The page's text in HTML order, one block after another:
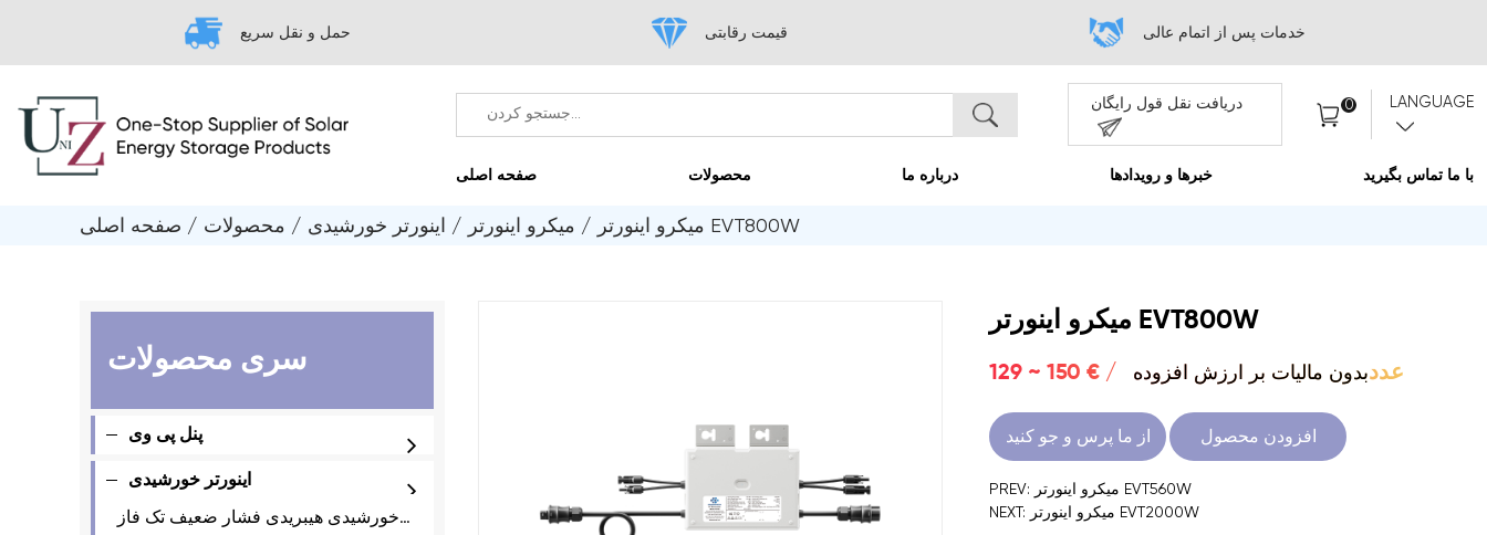
حمل و نقل سریع
قول رایگان
صفحه اصلی صفحه اصلی / محصولات / اینورتر خورشیدی / میکرو اینورتر / میکرو اینورتر EVT800W
سری محصولات
پنل پی وی
اینورتر خورشیدی
اینورتر خورشیدی هیبریدی فشار ضعیف تک فاز
میکرو اینورتر EVT800W
129 ~ 150 € / عددبدون مالیات بر ارزش افزوده
از ما پرس و جو کنید افزودن محصول
PREV: میکرو اینورتر EVT560W
NEXT: میکرو اینورتر EVT2000W